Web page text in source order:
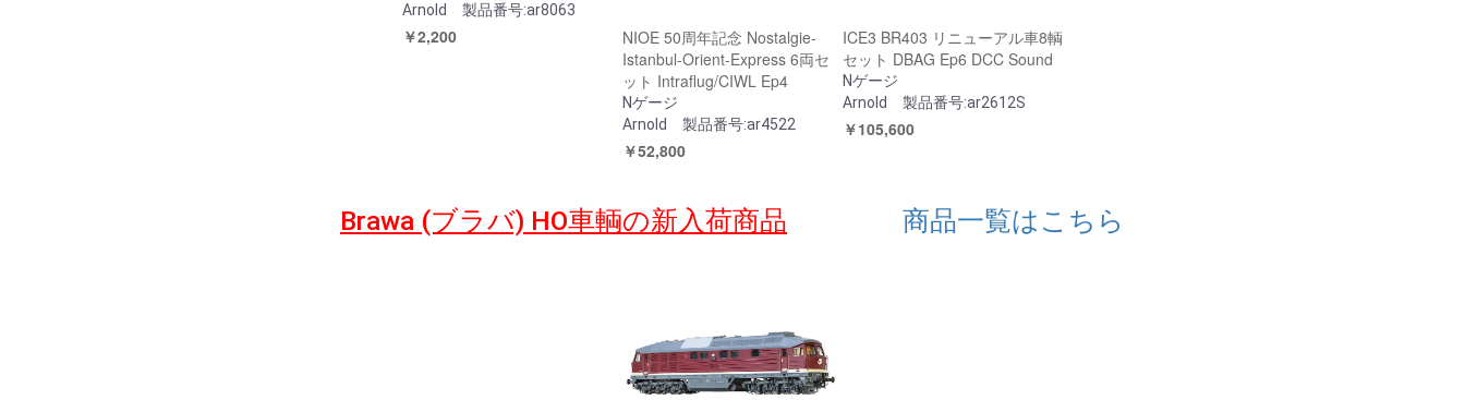
Arnold 製品番号:ar8063
￥2,200
NIOE 50周年記念 Nostalgie-
Istanbul-Orient-Express 6両セ
ット Intraflug/CIWL Ep4
Nゲージ
Arnold 製品番号:ar4522
￥52,800
ICE3 BR403 リニューアル車8輌
セット DBAG Ep6 DCC Sound
Nゲージ
Arnold 製品番号:ar2612S
￥105,600
Brawa (ブラバ) HO車輌の新入荷商品 商品一覧はこちら